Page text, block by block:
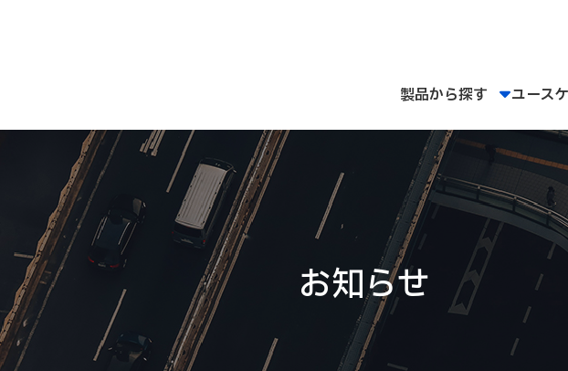
製品から探す ユース
お知らせ